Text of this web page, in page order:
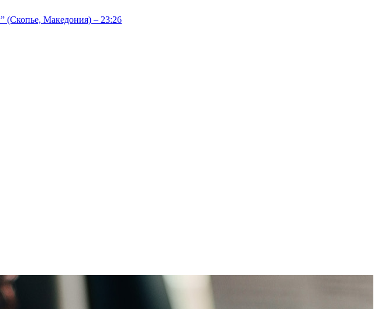
(Скопье, Македония) – 23:26